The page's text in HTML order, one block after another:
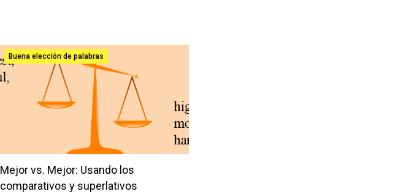
Buena elección de palabras
Mejor vs. Mejor: Usando los
comparativos y superlativos